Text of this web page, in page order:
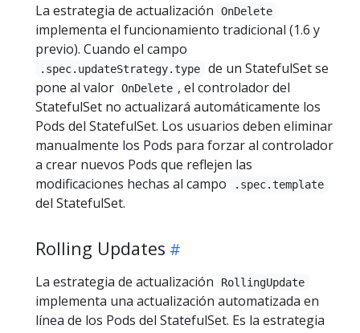
La estrategia de actualización OnDelete
implementa el funcionamiento tradicional (1.6 y
previo). Cuando el campo
.spec.updateStrategy.type
de un StatefulSet se
pone al valor OnDelete , el controlador del
StatefulSet no actualizará automáticamente los
Pods del StatefulSet. Los usuarios deben eliminar
manualmente los Pods para forzar al controlador
a crear nuevos Pods que reflejen las
modificaciones hechas al campo
.spec.template
del StatefulSet.
Rolling Updates
La estrategia de actualización RollingUpdate
implementa una actualización automatizada en
línea de los Pods del StatefulSet. Es la estrategia